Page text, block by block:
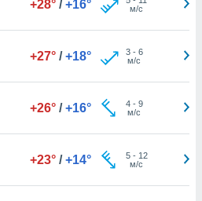
+28° / +16°
м/с
+27° / +18° 3- 6
м/с
+26° / +16° 4- 9
м/с
+23° / +14° 5- 12
м/с